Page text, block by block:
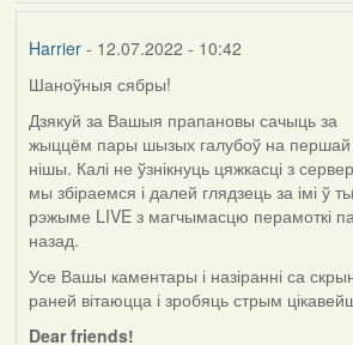
Harrier- 12.07.2022 - 10:42
Шаноўныя сябры!
Дзякуй за Вашыя прапановы сачыць за
жыццём пары шызых галубоў на першай
нішы. Калі не ўзнікнуць цяжкасці з
мы збіраемся і далей глядзець за імі ў
рэжыме LIVE з магчымасцю перамоткі
назад.
Усе Вашы каментары і назіранні са
раней вітаюцца і зробяць стрым
Dear friends!